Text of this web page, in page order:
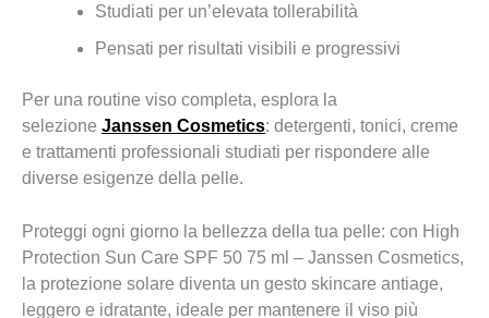
Studiati per un’elevata tollerabilità
Pensati per risultati visibili e progressivi
Per una routine viso completa, esplora la
selezione Janssen Cosmetics: detergenti, tonici, creme
e trattamenti professionali studiati per rispondere alle
diverse esigenze della pelle.
Proteggi ogni giorno la bellezza della tua pelle: con High
Protection Sun Care SPF 50 75 ml – Janssen Cosmetics,
la protezione solare diventa un gesto skincare antiage,
leggero e idratante, ideale per mantenere il viso più